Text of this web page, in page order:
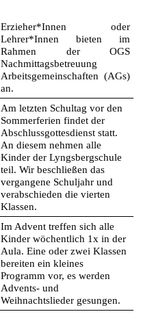
Erzieher*Innen oder
Lehrer*Innen bieten im
Rahmen der OGS
Nachmittagsbetreuung
Arbeitsgemeinschaften (AGs)
an.
Am letzten Schultag vor den
Sommerferien findet der
Abschlussgottesdienst statt.
An diesem nehmen alle
Kinder der Lyngsbergschule
teil. Wir beschließen das
vergangene Schuljahr und
verabschieden die vierten
Klassen.
Im Advent treffen sich alle
Kinder wöchentlich 1x in der
Aula. Eine oder zwei Klassen
bereiten ein kleines
Programm vor, es werden
Advents- und
Weihnachtslieder gesungen.